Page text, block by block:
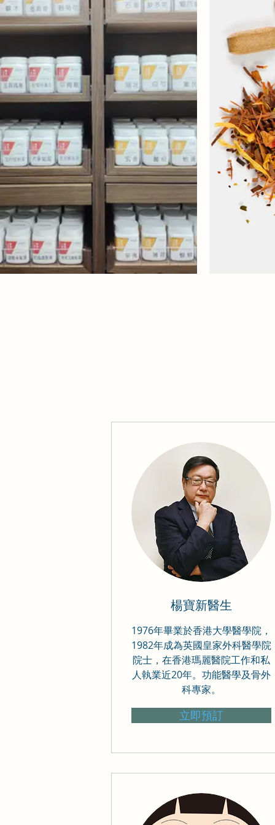
楊寶新醫生
1976年畢業於香港大學醫學院，
1982年成為英國皇家外科醫學院
院士，在香港瑪麗醫院工作和私
人執業近20年。功能醫學及骨外
科專家。
立即預訂